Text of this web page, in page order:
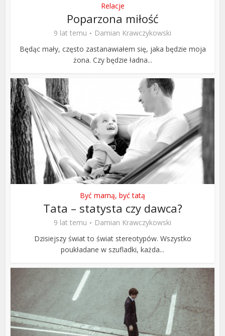
Relacje
Poparzona miłość
9 lat temu
Damian Krawczykowski
Będąc mały, często zastanawiałem się, jaka będzie moja
żona. Czy będzie ładna...
Być mamą, być tatą
Tata – statysta czy dawca?
9 lat temu
Damian Krawczykowski
Dzisiejszy świat to świat stereotypów. Wszystko
poukładane w szufladki, każda...